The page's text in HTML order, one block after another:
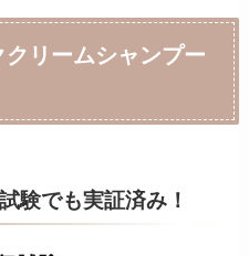
リームシャンプー
験でも実証済み！